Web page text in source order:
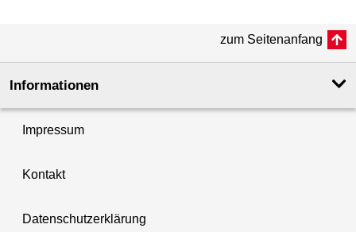
zum Seitenanfang
Informationen
Impressum
Kontakt
Datenschutzerklärung